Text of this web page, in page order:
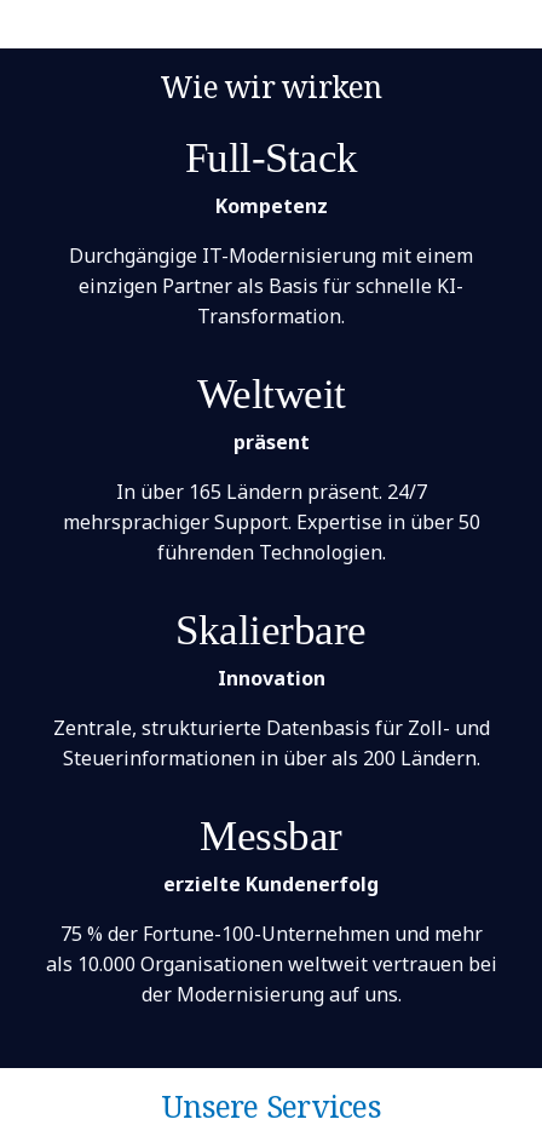
Wie wir wirken
Full-Stack
Kompetenz
Durchgängige IT-Modernisierung mit einem
einzigen Partner als Basis für schnelle KI-
Transformation.
Weltweit
präsent
In über 165 Ländern präsent. 24/7
mehrsprachiger Support. Expertise in über 50
führenden Technologien.
Skalierbare
Innovation
Zentrale, strukturierte Datenbasis für Zoll- und
Steuerinformationen in über als 200 Ländern.
Messbar
erzielte Kundenerfolg
75 % der Fortune-100-Unternehmen und mehr
als 10.000 Organisationen weltweit vertrauen bei
der Modernisierung auf uns.
Unsere Services